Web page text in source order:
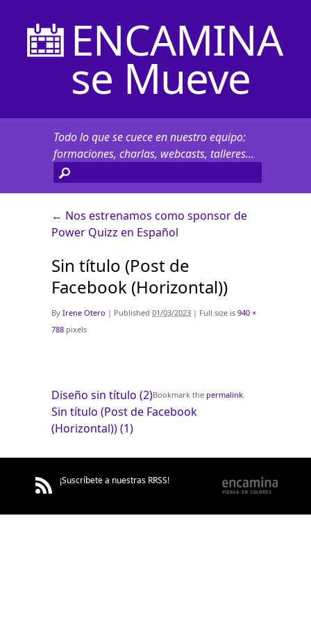
ENCAMINA
se Mueve
Todo lo que se cuece en nuestro equipo:
formaciones, charlas, webcasts, talleres...
← Nos estrenamos como sponsor de
Power Quizz en Español
Sin título (Post de
Facebook (Horizontal))
By Irene Otero | Published 01/03/2023 | Full size is 940 ×
788 pixels
Diseño sin título (2)
Sin título (Post de Facebook
(Horizontal)) (1)
Bookmark the permalink
¡Suscríbete a nuestras RRSS!